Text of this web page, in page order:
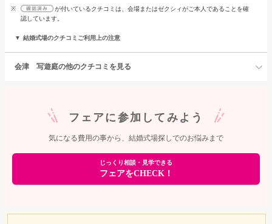
※
が付いているクチコミは、会場またはゼクシィがご本人であることを確
認しています。
結婚式場のクチコミご利用上の注意
会津 写遊庭の他のクチコミを見る
フェアに参加してみよう
気になる費用の事から、結婚式場探しでのお悩みまで
じっくり相談・見学できる
フェアをCHECK！